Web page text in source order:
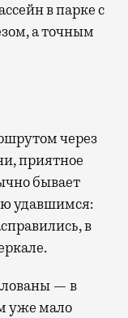
в парке с
а точным
через
приятное
бывает
удавшимся:
в
— в
уже мало